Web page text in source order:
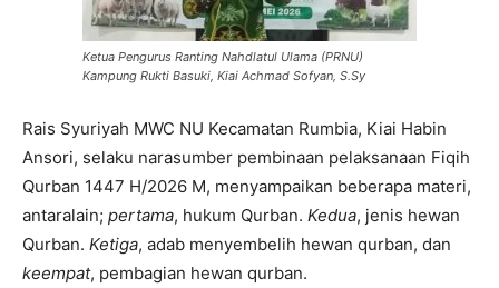
Ketua Pengurus Ranting Nahdlatul Ulama (PRNU)
Kampung Rukti Basuki, Kiai Achmad Sofyan, S.Sy
Rais Syuriyah MWC NU Kecamatan Rumbia, Kiai Habin
Ansori, selaku narasumber pembinaan pelaksanaan Fiqih
Qurban 1447 H/2026 M, menyampaikan beberapa materi,
antaralain; pertama, hukum Qurban. Kedua, jenis hewan
Qurban. Ketiga, adab menyembelih hewan qurban, dan
keempat, pembagian hewan qurban.